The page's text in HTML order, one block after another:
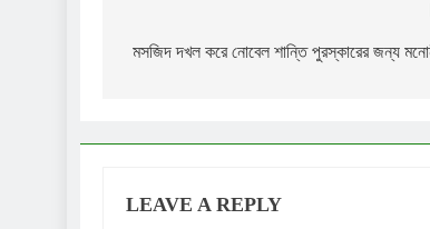
navigation
মসজিদ দখল করে নোবেল শান্তি পুরস্কারের জন্য
LEAVE A REPLY